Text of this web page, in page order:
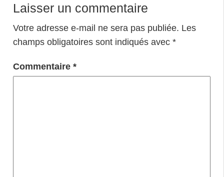
Laisser un commentaire
Votre adresse e-mail ne sera pas publiée. Les
champs obligatoires sont indiqués avec *
Commentaire *